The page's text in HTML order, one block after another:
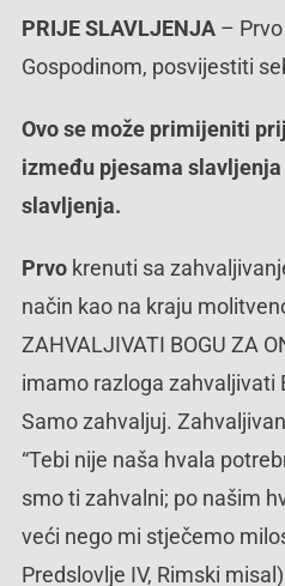
PRIJE SLAVLJENJA–
Gospodinom, posvijestiti
Ovo se može primijeniti
između pjesama
slavljenja.
Prvokrenuti sa
način kao na kraju
ZAHVALJIVATI BOGU ZA
imamo razloga zahvaljivati
Samo zahvaljuj.
“Tebi nije naša hvala
smo ti zahvalni; po našim
veći nego mi stječemo
Predslovlje IV, Rimski